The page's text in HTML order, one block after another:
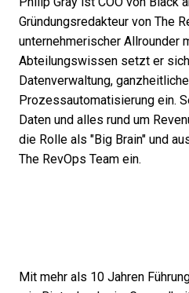
Gründungsredakteur von The
unternehmerischer Allrounder
Abteilungswissen setzt er
Datenverwaltung,
Prozessautomatisierung ein.
Daten und alles rund um
die Rolle als "Big Brain" und
The RevOps Team ein.
Mit mehr als 10 Jahren